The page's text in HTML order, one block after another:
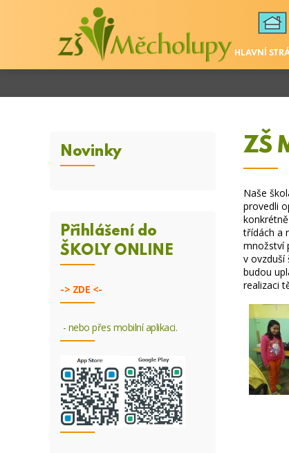
HLAVNÍ
Novinky
Přihlášení do
ŠKOLY ONLINE
-> ZDE <-
- nebo přes mobilní aplikaci.
ZŠ
Naše
provedli
třídách a
množství
v ovzduší
budou
realizaci